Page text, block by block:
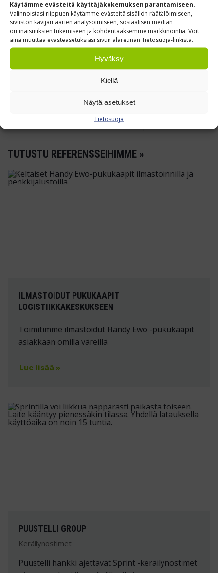
Käytämme evästeitä käyttäjäkokemuksen parantamiseen.
Valinnoistasi riippuen käytämme evästeitä sisällön räätälöimiseen,
sivuston kävijämäärien analysoimiseen, sosiaalisen median
ominaisuuksien tukemiseen ja kohdentaaksemme markkinointia. Voit
aina muuttaa evästeasetuksiasi sivun alareunan Tietosuoja-linkistä.
Hyväksy
Kiellä
Näytä asetukset
Tietosuoja
Kiristin Ecostrap-vanteille
/ kpl
€/kk(ALV 0%)
Next
TUTUSTU REFERENSSEIHIMME »
ILMASTOIDUT PUKUKAAPIT
LOGISTIIKKAKESKUKSEEN
Toimitimme ilmastoidut Handy Ewo -pukukaapit
asiakkaan omilla väreillä
Lue lisää »
PUUSTELLI GROUP
Keräilynostimet
Puustelli hankki ajettavat Sprint -keräilynostimet